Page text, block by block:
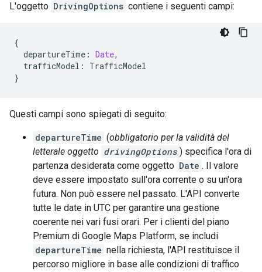
L'oggetto DrivingOptions contiene i seguenti campi:
{
departureTime : Date,
trafficModel :
TrafficModel
}
Questi campi sono spiegati di seguito:
departureTime (obbligatorio per la validità del
letterale oggetto drivingOptions ) specifica l'ora di
partenza desiderata come oggetto Date . Il valore
deve essere impostato sull'ora corrente o su un'ora
futura. Non può essere nel passato. L'API converte
tutte le date in UTC per garantire una gestione
coerente nei vari fusi orari. Per i clienti del piano
Premium di Google Maps Platform, se includi
departureTime nella richiesta, l'API restituisce il
percorso migliore in base alle condizioni di traffico